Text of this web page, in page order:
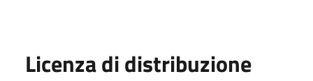
Licenza di distribuzione